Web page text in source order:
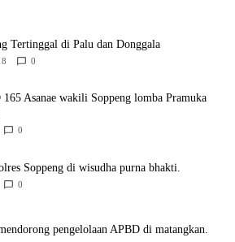
Tertinggal di Palu dan Donggala
0
Asanae wakili Soppeng lomba Pramuka
0
Soppeng di wisudha purna bhakti.
0
pengelolaan APBD di matangkan.